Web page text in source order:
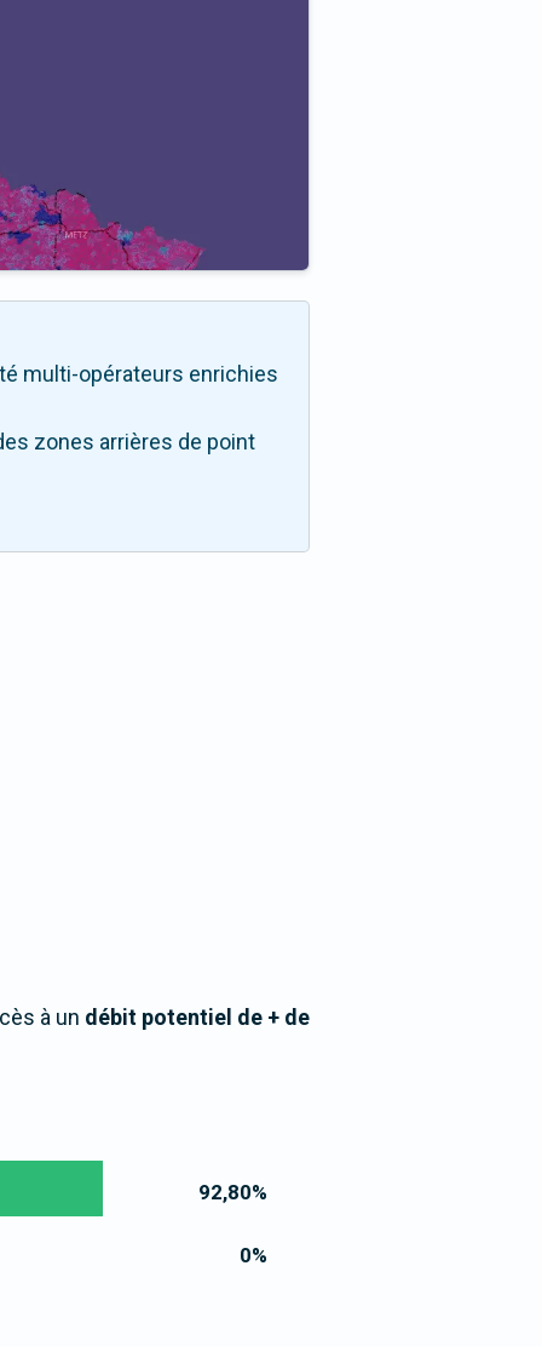
multi-opérateurs enrichies
zones arrières de point
à un débit potentiel de + de
92,80%
0%